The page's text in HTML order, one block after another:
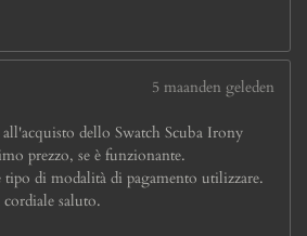
5 maanden geleden
dello Swatch Scuba Irony
prezzo, se è funzionante.
tipo di modalità di pagamento utilizzare.
saluto.